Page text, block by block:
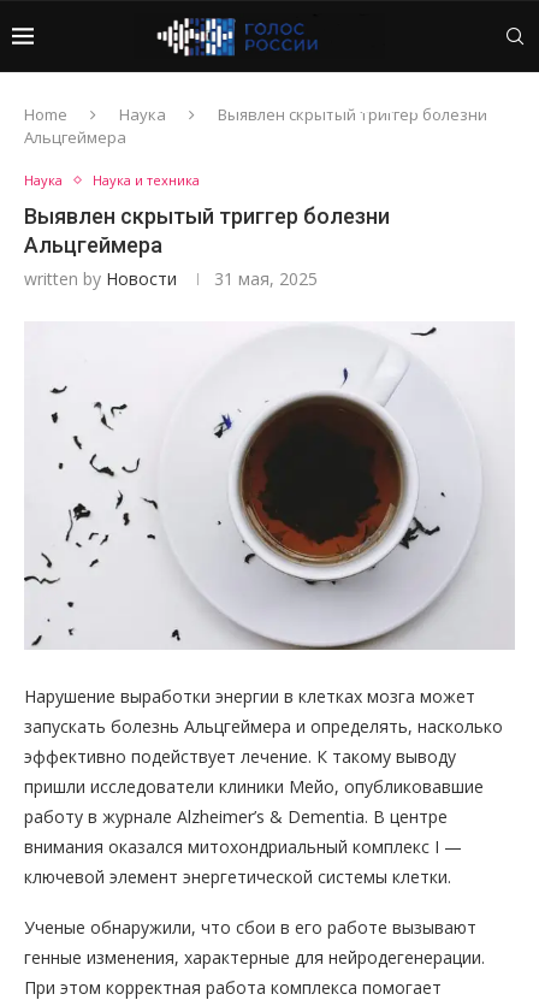
Home Наука
Выявлен скрытый триггер болезни
Альцгеймера
Наука Наука и техника
Выявлен скрытый триггер болезни
Альцгеймера
written by Новости 31 мая, 2025
Нарушение выработки энергии в клетках мозга может
запускать болезнь Альцгеймера и определять, насколько
эффективно подействует лечение. К такому выводу
пришли исследователи клиники Мейо, опубликовавшие
работу в журнале Alzheimer’s & Dementia. В центре
внимания оказался митохондриальный комплекс I —
ключевой элемент энергетической системы клетки.
Ученые обнаружили, что сбои в его работе вызывают
генные изменения, характерные для нейродегенерации.
При этом корректная работа комплекса помогает